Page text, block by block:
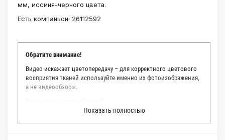
мм, иссиня-черного цвета.
Есть компаньон: 26112592
Обратите внимание!
Видео искажает цветопередачу – для корректного цветового
восприятия тканей используйте именно их фотоизображения,
а не видеообзоры.
Мы делаем все возможное, чтобы точно описать цвет каждой
ткани из нашего каталога. Мы осматриваем и фотографируем
Показать полностью